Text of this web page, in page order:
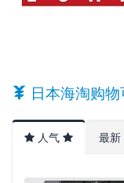
日本海淘购
人气 最新